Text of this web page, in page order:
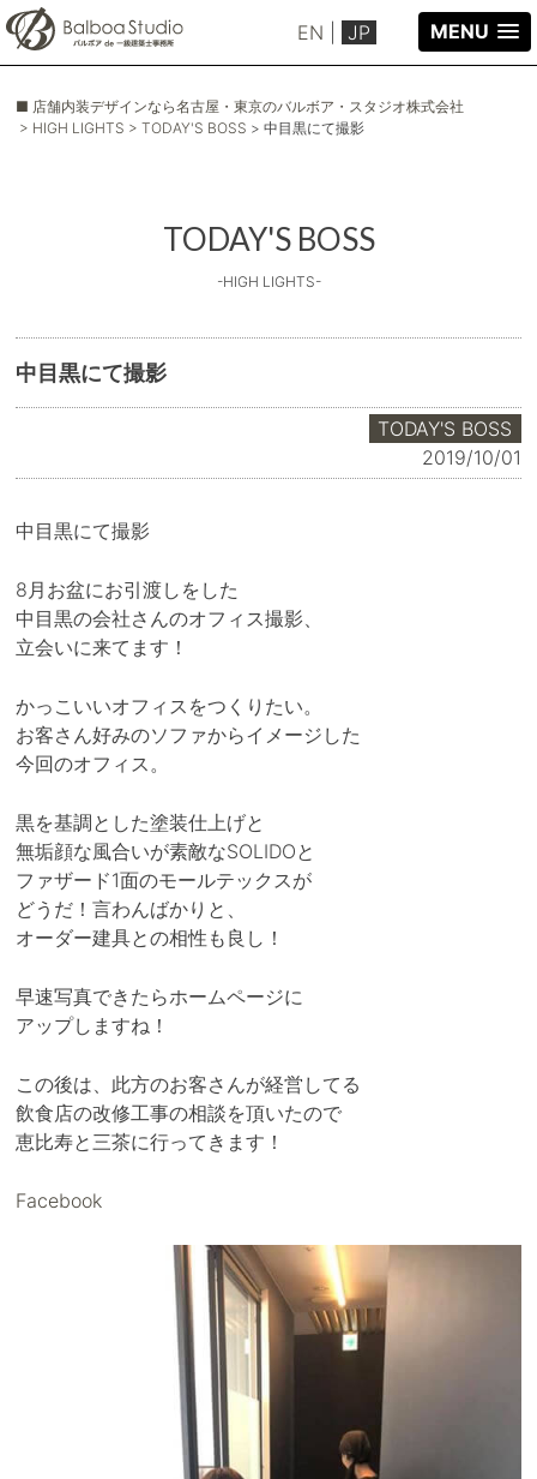
EN JP MENU
■ 店舗内装デザインなら名古屋・東京のバルボア・スタジオ株式会社
> HIGH LIGHTS > TODAY'S BOSS > 中目黒にて撮影
TODAY'S BOSS
-HIGH LIGHTS-
中目黒にて撮影
TODAY'S BOSS
2019/10/01
中目黒にて撮影
8月お盆にお引渡しをした
中目黒の会社さんのオフィス撮影、
立会いに来てます！
かっこいいオフィスをつくりたい。
お客さん好みのソファからイメージした
今回のオフィス。
黒を基調とした塗装仕上げと
無垢顔な風合いが素敵なSOLIDOと
ファザード1面のモールテックスが
どうだ！言わんばかりと、
オーダー建具との相性も良し！
早速写真できたらホームページに
アップしますね！
この後は、此方のお客さんが経営してる
飲食店の改修工事の相談を頂いたので
恵比寿と三茶に行ってきます！
Facebook